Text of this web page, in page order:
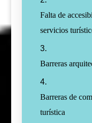
Falta de
servicios
Barreras
Barreras de
turística